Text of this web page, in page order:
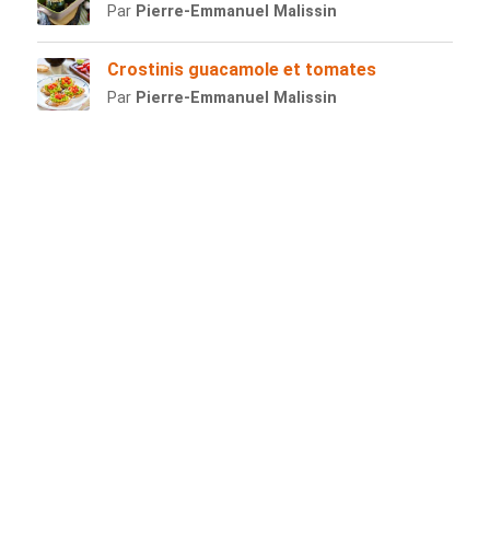
Par Pierre-Emmanuel Malissin
Crostinis guacamole et tomates
Par Pierre-Emmanuel Malissin